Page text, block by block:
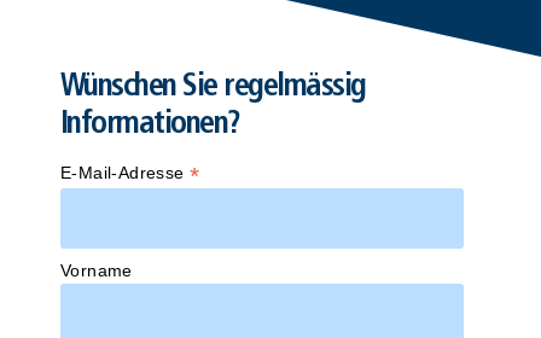
Wünschen Sie regelmässig
Informationen?
E-Mail-Adresse*
Vorname